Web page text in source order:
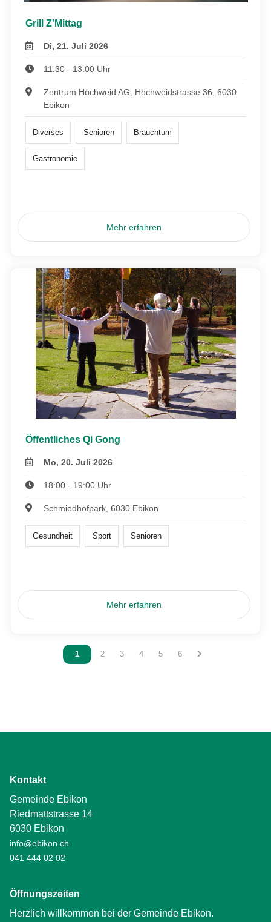
Grill Z'Mittag
Di, 21. Juli 2026
11:30 - 13:00 Uhr
Zentrum Höchweid AG, Höchweidstrasse 36, 6030
Ebikon
Diverses Senioren Brauchtum
Gastronomie
Mehr erfahren
Öffentliches Qi Gong
Mo, 20. Juli 2026
18:00 - 19:00 Uhr
Schmiedhofpark, 6030 Ebikon
Gesundheit Sport Senioren
Mehr erfahren
Vous êtes sur la page
1 Vous êtes sur la page
2 Vous êtes sur la page
3 Vous êtes sur la page
4 Vous êtes sur la page
5 Vous êtes sur la page
6
Kontakt
Gemeinde Ebikon
Riedmattstrasse 14
6030 Ebikon
info@ebikon.ch
041 444 02 02
Öffnungszeiten
Herzlich willkommen bei der Gemeinde Ebikon.